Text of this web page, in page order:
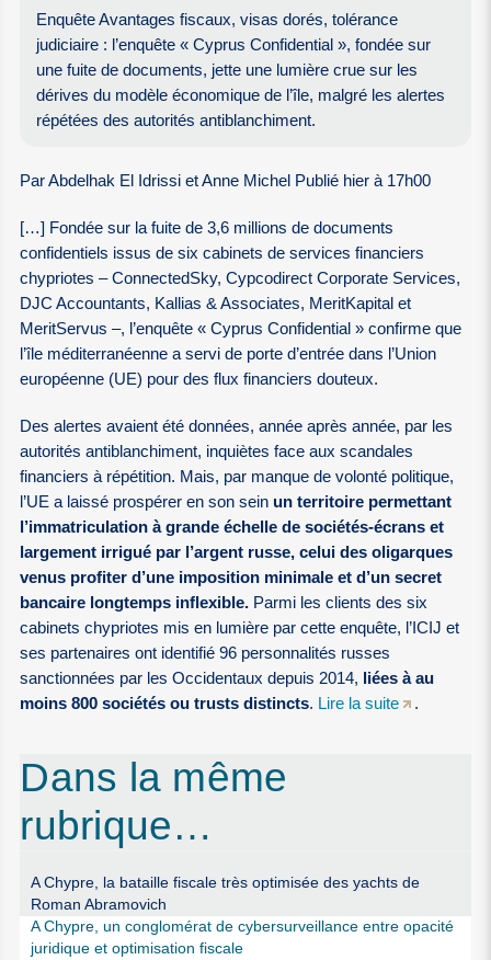
Enquête Avantages fiscaux, visas dorés, tolérance
judiciaire : l’enquête « Cyprus Confidential », fondée sur
une fuite de documents, jette une lumière crue sur les
dérives du modèle économique de l’île, malgré les alertes
répétées des autorités antiblanchiment.
Par Abdelhak El Idrissi et Anne Michel Publié hier à 17h00
[…] Fondée sur la fuite de 3,6 millions de documents
confidentiels issus de six cabinets de services financiers
chypriotes – ConnectedSky, Cypcodirect Corporate Services,
DJC Accountants, Kallias & Associates, MeritKapital et
MeritServus –, l’enquête « Cyprus Confidential » confirme que
l’île méditerranéenne a servi de porte d’entrée dans l’Union
européenne (UE) pour des flux financiers douteux.
Des alertes avaient été données, année après année, par les
autorités antiblanchiment, inquiètes face aux scandales
financiers à répétition. Mais, par manque de volonté politique,
l’UE a laissé prospérer en son sein un territoire permettant
l’immatriculation à grande échelle de sociétés-écrans et
largement irrigué par l’argent russe, celui des oligarques
venus profiter d’une imposition minimale et d’un secret
bancaire longtemps inflexible. Parmi les clients des six
cabinets chypriotes mis en lumière par cette enquête, l’ICIJ et
ses partenaires ont identifié 96 personnalités russes
sanctionnées par les Occidentaux depuis 2014,
liées à au
moins 800 sociétés ou trusts distincts. Lire la suite .
Dans la même
rubrique…
A Chypre, la bataille fiscale très optimisée des yachts de
Roman Abramovich
A Chypre, un conglomérat de cybersurveillance entre opacité
juridique et optimisation fiscale